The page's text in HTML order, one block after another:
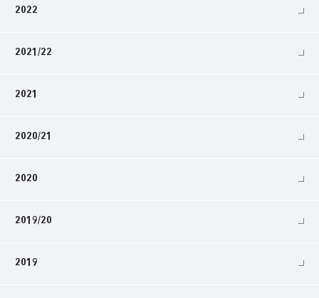
2022
2021/22
2021
2020/21
2020
2019/20
2019